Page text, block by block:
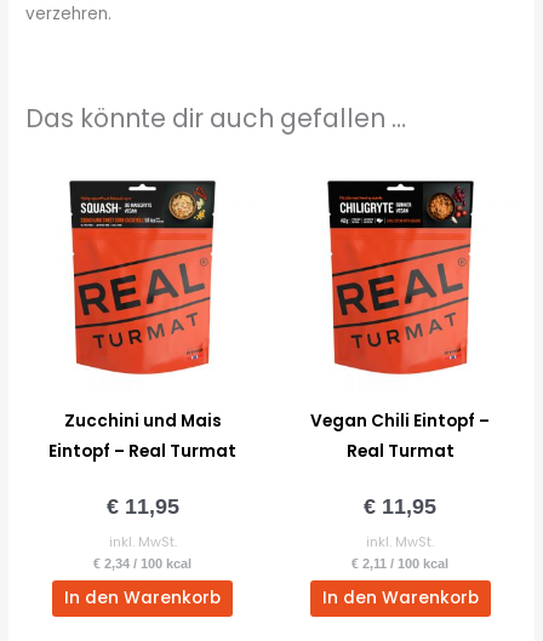
verzehren.
Das könnte dir auch gefallen …
Zucchini und Mais
Eintopf – Real Turmat
€11,95
inkl. MwSt.
€ 2,34 / 100 kcal
In den Warenkorb
Vegan Chili Eintopf –
Real Turmat
€ 11,95
inkl. MwSt.
€ 2,11 / 100 kcal
In den Warenkorb